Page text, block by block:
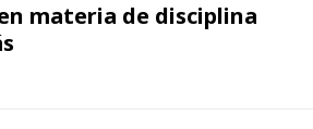
materia de disciplina